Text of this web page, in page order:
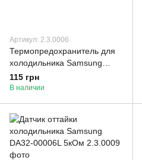
Артикул: 2.3.0006
Термопредохранитель для
холодильника Samsung
DA47-00138F на 77C.
115 грн
В наличии